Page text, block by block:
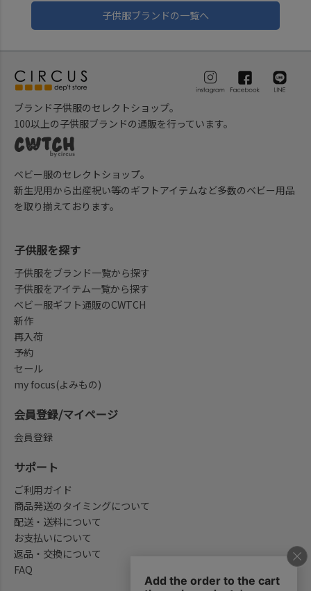
子供服ブランドの一覧へ
ブランド子供服のセレクトショップ。
100以上の子供服ブランドの通販を行っています。
ベビー服のセレクトショップ。
新生児用から出産祝い等のギフトアイテムなど多数のベビー用品
を取り揃えております。
子供服を探す
子供服をブランド一覧から探す
子供服をアイテム一覧から探す
ベビー服ギフト通販のCWTCH
新作
再入荷
予約
セール
my focus(よみもの)
会員登録/マイページ
会員登録
サポート
ご利用ガイド
商品発送のタイミングについて
配送・送料について
お支払いについて
返品・交換について
FAQ